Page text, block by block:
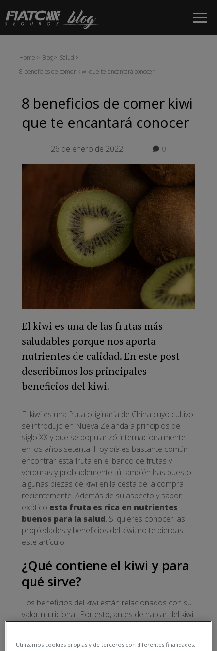
Saltar al contenido principal
Home Blog
Salud
8 beneficios de comer kiwi que te encantará conocer
8 beneficios de comer kiwi
que te encantará conocer
26 de enero de 2022 0
El kiwi es una de las frutas más
saludables porque nos aporta
nutrientes de calidad. En este post
describimos los principales
beneficios del kiwi.
El kiwi es una fruta originaria de China cuyo cultivo
se introdujo en Nueva Zelanda a principios del
siglo XX y que se popularizó internacionalmente
en los años setenta. Hoy día es bastante común
encontrar esta fruta en el banco de frutas y
verduras y probablemente tú también has puesto
algunas piezas de kiwi en la cesta de la compra
recientemente. Además de su aspecto y sabor
exótico esta fruta es rica en nutrientes
buenos para la salud. Si quieres conocer las
propiedades y beneficios del kiwi, no te pierdas
este artículo.
¿Qué contiene el kiwi y para
qué sirve?
Los beneficios del kiwi están relacionados con su
valor nutricional. Por esto, antes de hablar del kiwi
Utilizamos cookies propias y de terceros con diferentes finalidades: